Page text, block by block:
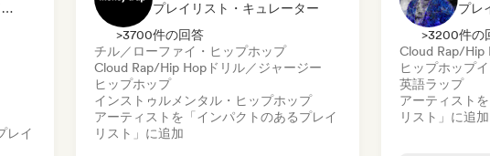
メディア・アウトレット／ジャーナリスト, プレイリスト・キュレーター
レイ
プレイリスト・キュレーター
>3700件の回答
チル／ローファイ・ヒップホップ
Cloud Rap/Hip Hop ドリル／ジャージー
ヒップホップ
インストゥルメンタル・ヒップホップ
アーティストを「インパクトのあるプレイ
リスト」に追加
プレ
>3200件の
Cloud Rap/Hip
ヒップホップ
英語ラップ
アーティスト
リスト」に追加